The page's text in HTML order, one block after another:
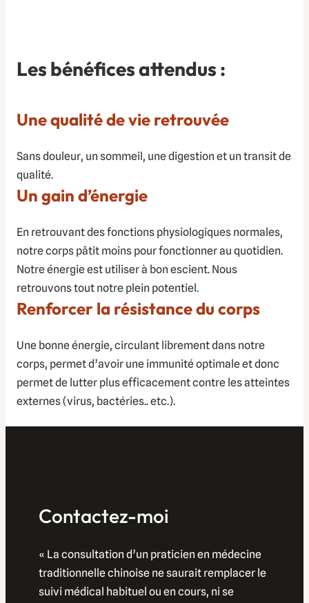
Les bénéfices attendus :
Une qualité de vie retrouvée
Sans douleur, un sommeil, une digestion et un transit de
qualité.
Un gain d’énergie
En retrouvant des fonctions physiologiques normales,
notre corps pâtit moins pour fonctionner au quotidien.
Notre énergie est utiliser à bon escient. Nous
retrouvons tout notre plein potentiel.
Renforcer la résistance du corps
Une bonne énergie, circulant librement dans notre
corps, permet d’avoir une immunité optimale et donc
permet de lutter plus efficacement contre les atteintes
externes (virus, bactéries.. etc.).
Contactez-moi
« La consultation d’un praticien en médecine
traditionnelle chinoise ne saurait remplacer le
suivi médical habituel ou en cours, ni se